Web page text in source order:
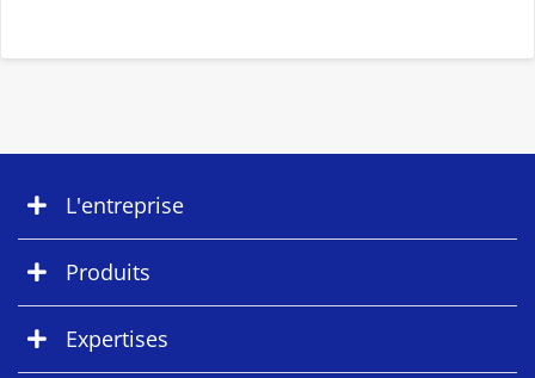
L'entreprise
Produits
Expertises